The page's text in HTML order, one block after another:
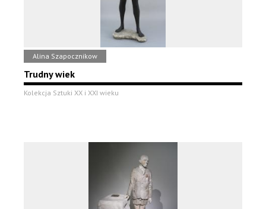
Alina Szapocznikow
Trudny wiek
Kolekcja Sztuki XX i XXI wieku